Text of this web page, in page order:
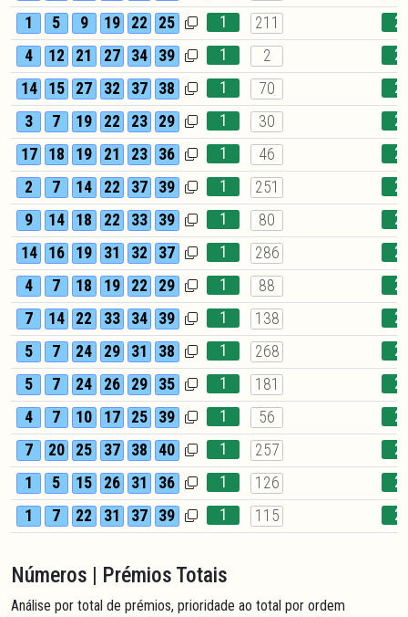
1
5 9 19 22 25 1 211
2
4
12 21 27 34 39 1 2
2
14
15 27 32 37 38 1 70
2
3
7 19 22 23 29 1 30
2
17
18 19 21 23 36 1 46
2
2
7 14 22 37 39 1 251
2
9
14 18 22 33 39 1 80
2
14
16 19 31 32 37 1 286
2
4
7 18 19 22 29 1 88
2
7
14 22 33 34 39 1 138
2
5
7 24 29 31 38 1 268
2
5
7 24 26 29 35 1 181
2
4
7 10 17 25 39 1 56
2
7
20 25 37 38 40 1 257
2
1
5 15 26 31 36 1 126
2
1
7 22 31 37 39 1 115 2
Números | Prémios Totais
Análise por total de prémios, prioridade ao total por ordem